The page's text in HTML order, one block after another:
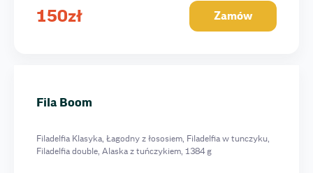
150zł Zamów
Fila Boom
Filadelfia Klasyka, Łagodny z łososiem, Filadelfia w tunczyku,
Filadelfia double, Alaska z tuńczykiem, 1384 g